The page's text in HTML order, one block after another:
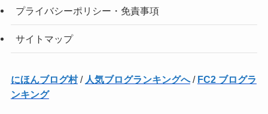
プライバシーポリシー・免責事項
サイトマップ
にほんブログ村/ 人気ブログランキングへ/ FC2 ブログラ
ンキング